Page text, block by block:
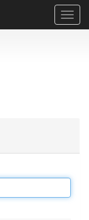
Toggle